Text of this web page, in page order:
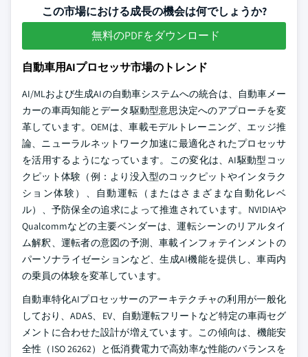
この市場における成長の機会は何でしょうか?
無料のPDFをダウンロード
自動車用AIプロセッサ市場のトレンド
AI/MLおよび生成AIの自動車システムへの統合は、自動車メー
カーの車両知能とデータ駆動型意思決定へのアプローチを変
革しています。OEMは、車載モデルトレーニング、エッジ推
論、ニューラルネットワーク加速に最適化されたプロセッサ
を活用するようになっています。この変化は、AI駆動型コッ
クピット体験（例：より没入型のコックピットやインタラク
ション体験）、自動運転（またはさまざまな自動化レベ
ル）、予防保全の追求によって推進されています。NVIDIAや
Qualcommなどの主要ベンダーは、運転シーンのリアルタイ
ム解釈、運転者の意図の予測、車載インフォテインメントの
パーソナライゼーションなど、生成AI機能を提供し、車両内
の乗員の体験を変革しています。
自動車特化AIプロセッサーのアーキテクチャの利用が一般化
しており、ADAS、EV、自動運転フリートなど特定の車両セグ
メントに合わせた設計が増えています。この傾向は、機能安
全性（ISO 26262）と低消費電力で高効率な性能のバランスを